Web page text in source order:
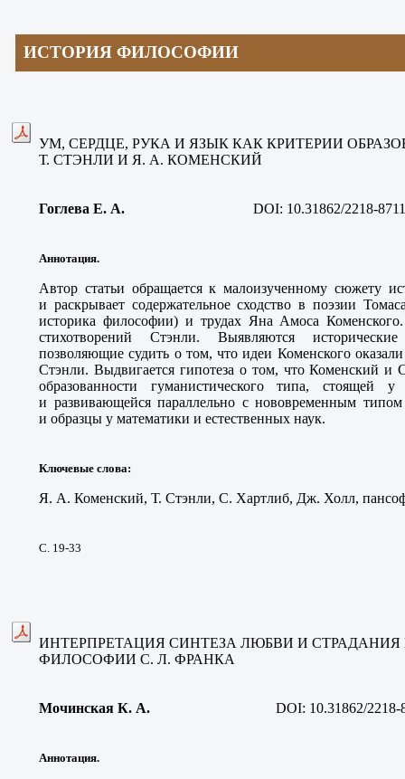
ИСТОРИЯ ФИЛОСОФИИ
УМ, СЕРДЦЕ, РУКА И ЯЗЫК КАК КРИТЕРИИ
Т. СТЭНЛИ И Я. А. КОМЕНСКИЙ
Гоглева Е. А. DOI: 10.31862/2218-
Аннотация.
Автор статьи обращается к малоизученному сюжету
и раскрывает содержательное сходство в поэзии
историка философии) и трудах Яна Амоса
стихотворений Стэнли. Выявляются
позволяющие судить о том, что идеи Коменского
Стэнли. Выдвигается гипотеза о том, что Коменский и
образованности гуманистического типа, стоящей
и развивающейся параллельно с нововременным
и образцы у математики и естественных наук.
Ключевые слова:
Я. А. Коменский, Т. Стэнли, С. Хартлиб, Дж. Холл,
С. 19-33
ИНТЕРПРЕТАЦИЯ СИНТЕЗА ЛЮБВИ И СТРАДАНИЯ
ФИЛОСОФИИ С. Л. ФРАНКА
Мочинская К. А. DOI: 10.31862/2218-
Аннотация.